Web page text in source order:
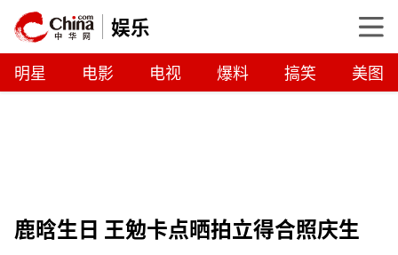
娱乐
明星 电影 电视 爆料 搞笑 美图
鹿晗生日 王勉卡点晒拍立得合照庆生